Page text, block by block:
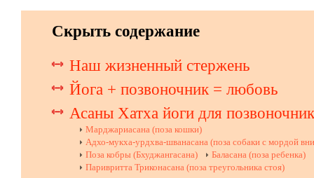
Скрыть содержание
Наш жизненный стержень
Йога + позвоночник = любовь
Асаны Хатха йоги для
Марджариасана (поза кошки)
Адхо-мукха-урдхва-шванасана (поза собаки с мордой
Поза кобры (Бхуджангасана)
Баласана (поза ребенка)
Паривритта Триконасана (поза треугольника стоя)